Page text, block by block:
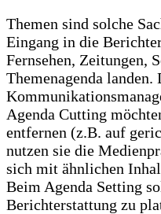
Themen sind solche
Eingang in die
Fernsehen, Zeitungen,
Themenagenda landen.
Agenda Cutting
entfernen (z.B. auf
nutzen sie die
sich mit ähnlichen
Beim Agenda Setting
Berichterstattung zu